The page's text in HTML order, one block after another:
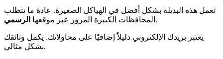
تعمل هذه البديلة بشكل أفضل في الهياكل الصغيرة. عادة ما تتطلب
المحافظات الكبيرة المرور عبر موقعها الرسمي .
يعتبر بريدك الإلكتروني دليلاً إضافيًا على محاولاتك. يكمل وثائقك
بشكل مثالي.